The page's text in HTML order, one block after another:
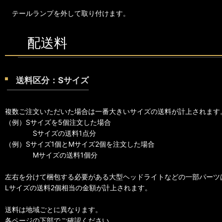
テールランプを外して取り付けます。
配送料
送料区分：Sサイズ
複数ご注文いただいた場合は一番大きいサイズの送料が計上されます
（例）Sサイズを5個注文した場合
Sサイズの送料1点分
（例）Sサイズ1個とMサイズ2個を注文した場合
Mサイズの送料1個分
左右を分けて梱包する必要がある大型ヘッドライトなどの一部パーツ
Lサイズの送料2個相当の金額が計上されます。
送料は地域ごとに異なります。